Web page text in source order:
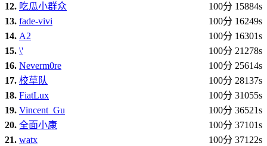
12. 吃瓜小群众
100分 15884s
13. fade-vivi
100分 16249s
14. A2
100分 16301s
15. \'
100分 21278s
16. Neverm0re
100分 25614s
17. 校草队
100分 28137s
18. FiatLux
100分 31055s
19. Vincent_Gu
100分 36521s
20. 全面小康
100分 37101s
21. watx
100分 37122s